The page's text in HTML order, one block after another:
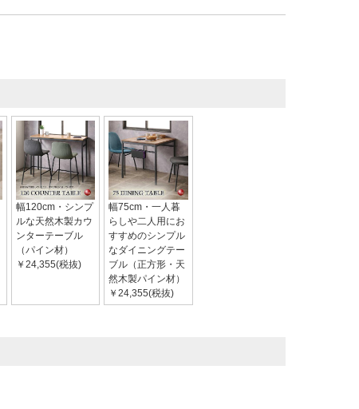
幅120cm・シンプ
ルな天然木製カウ
ンターテーブル
（パイン材）
￥24,355(税抜)
幅75cm・一人暮
らしや二人用にお
すすめのシンプル
なダイニングテー
ブル（正方形・天
然木製パイン材）
￥24,355(税抜)